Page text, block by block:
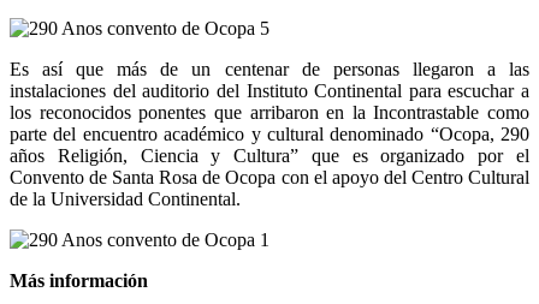
Es así que más de un centenar de personas llegaron a las
instalaciones del auditorio del Instituto Continental para escuchar a
los reconocidos ponentes que arribaron en la Incontrastable como
parte del encuentro académico y cultural denominado “Ocopa, 290
años Religión, Ciencia y Cultura” que es organizado por el
Convento de Santa Rosa de Ocopa con el apoyo del Centro Cultural
de la Universidad Continental.
Más información